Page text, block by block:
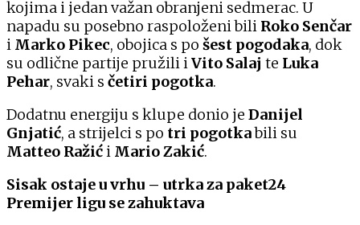
kojima i jedan važan obranjeni sedmerac. U
napadu su posebno raspoloženi bili Roko Senčar
i Marko Pikec, obojica s po šest pogodaka, dok
su odlične partije pružili iVito Salaj te Luka
Pehar, svaki s četiri pogotka.
Dodatnu energiju s klupe donio je Danijel
Gnjatić, a strijelci s po tri pogotkabili su
Matteo Ražići Mario Zakić.
Sisak ostaje u vrhu – utrka za paket24
Premijer ligu se zahuktava